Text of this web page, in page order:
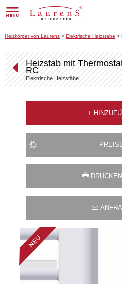
Heizkörper von Laurens > Elektrische Heizstäbe >
Heizstab mit
RC
Elektrische Heizstäbe
+